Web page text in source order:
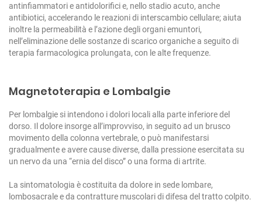
antinfiammatori e antidolorifici e, nello stadio acuto, anche
antibiotici, accelerando le reazioni di interscambio cellulare; aiuta
inoltre la permeabilità e l’azione degli organi emuntori,
nell’eliminazione delle sostanze di scarico organiche a seguito di
terapia farmacologica prolungata, con le alte frequenze.
Magnetoterapia e Lombalgie
Per lombalgie si intendono i dolori locali alla parte inferiore del
dorso. Il dolore insorge all’improvviso, in seguito ad un brusco
movimento della colonna vertebrale, o può manifestarsi
gradualmente e avere cause diverse, dalla pressione esercitata su
un nervo da una “ernia del disco” o una forma di artrite.
La sintomatologia è costituita da dolore in sede lombare,
lombosacrale e da contratture muscolari di difesa del tratto colpito.